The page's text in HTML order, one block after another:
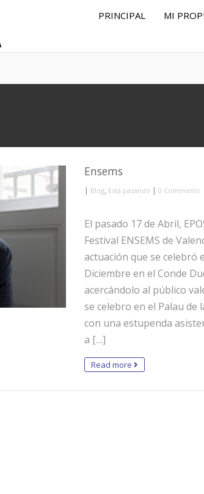
PRINCIPAL MI
Ensems
| Blog, Está pasando | 0 Comments
El pasado 17 de Abril,
Festival ENSEMS de
actuación que se celebró
Diciembre en el Conde
acercándolo al público
se celebro en el Palau de
con una estupenda
a […]
Read more